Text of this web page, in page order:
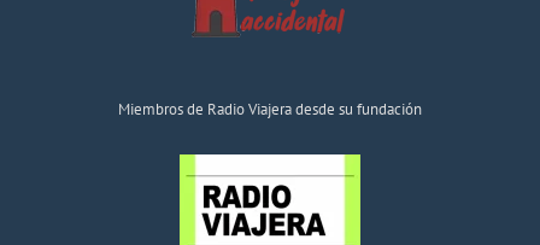
Miembros de Radio Viajera desde su fundación